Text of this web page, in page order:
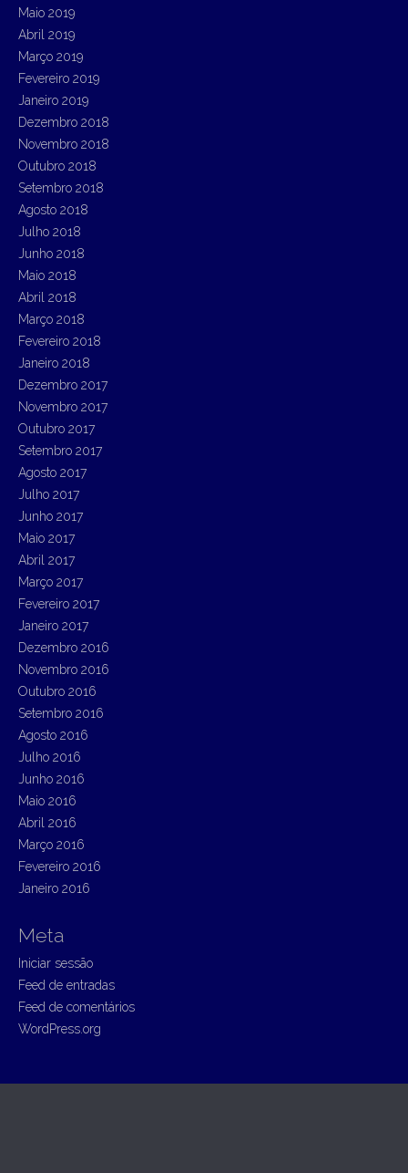
Maio 2019
Abril 2019
Março 2019
Fevereiro 2019
Janeiro 2019
Dezembro 2018
Novembro 2018
Outubro 2018
Setembro 2018
Agosto 2018
Julho 2018
Junho 2018
Maio 2018
Abril 2018
Março 2018
Fevereiro 2018
Janeiro 2018
Dezembro 2017
Novembro 2017
Outubro 2017
Setembro 2017
Agosto 2017
Julho 2017
Junho 2017
Maio 2017
Abril 2017
Março 2017
Fevereiro 2017
Janeiro 2017
Dezembro 2016
Novembro 2016
Outubro 2016
Setembro 2016
Agosto 2016
Julho 2016
Junho 2016
Maio 2016
Abril 2016
Março 2016
Fevereiro 2016
Janeiro 2016
Meta
Iniciar sessão
Feed de entradas
Feed de comentários
WordPress.org